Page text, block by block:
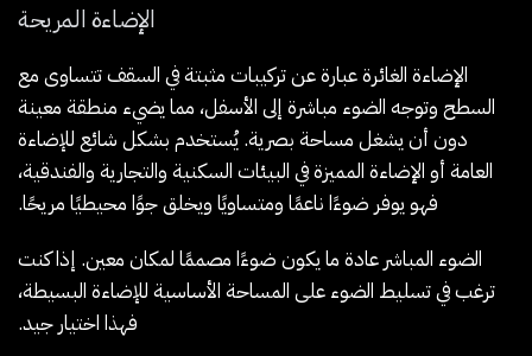
الإضاءة المريحة
الإضاءة الغائرة عبارة عن تركيبات مثبتة في السقف تتساوى مع
السطح وتوجه الضوء مباشرة إلى الأسفل، مما يضيء منطقة معينة
دون أن يشغل مساحة بصرية. يُستخدم بشكل شائع للإضاءة
العامة أو الإضاءة المميزة في البيئات السكنية والتجارية والفندقية،
فهو يوفر ضوءًا ناعمًا ومتساويًا ويخلق جوًا محيطيًا مريحًا.
الضوء المباشر عادة ما يكون ضوءًا مصممًا لمكان معين. إذا كنت
ترغب في تسليط الضوء على المساحة الأساسية للإضاءة البسيطة،
فهذا اختيار جيد.